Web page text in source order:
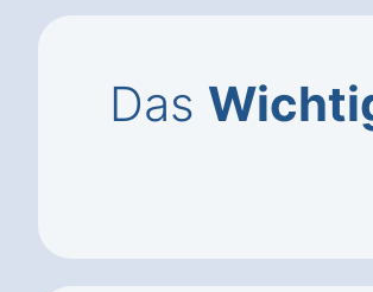
Das